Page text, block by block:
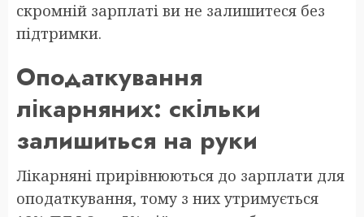
скромній зарплаті ви не залишитеся без
підтримки.
Оподаткування
лікарняних: скільки
залишиться на руки
Лікарняні прирівнюються до зарплати для
оподаткування, тому з них утримується